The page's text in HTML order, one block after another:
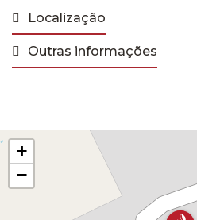
Localização
Outras informações
+
−